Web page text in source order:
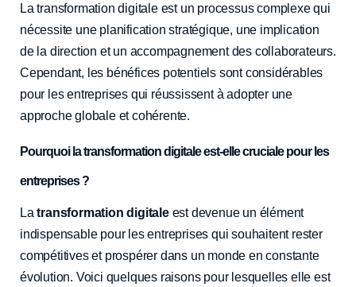
La transformation digitale est un processus complexe qui
nécessite une planification stratégique, une implication
de la direction et un accompagnement des collaborateurs.
Cependant, les bénéfices potentiels sont considérables
pour les entreprises qui réussissent à adopter une
approche globale et cohérente.
Pourquoi la transformation digitale est-elle cruciale pour les
entreprises ?
Latransformation digitaleest devenue un élément
indispensable pour les entreprises qui souhaitent rester
compétitives et prospérer dans un monde en constante
évolution. Voici quelques raisons pour lesquelles elle est